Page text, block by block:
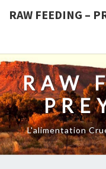
RAW FEEDING –
RAW
L'alimentation